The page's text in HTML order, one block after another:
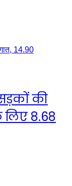
सड़कों की
लिए 8.68